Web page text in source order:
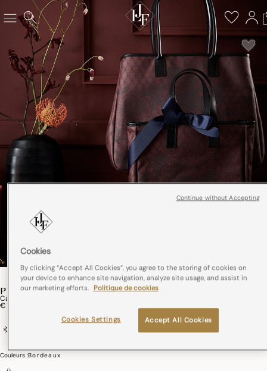
PIVOINE
Cabas Porté Main Pivoine Coton
€ 299,00
Couleurs :Bordeaux
Cookies
By clicking “Accept All Cookies”, you agree to the storing of cookies on
your device to enhance site navigation, analyze site usage, and assist in
our marketing efforts. Politique de cookies
Accept All Cookies
Cookies Settings
Continue without Accepting